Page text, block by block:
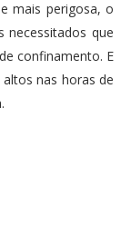
mais perigosa, o
necessitados que
confinamento. E
nas horas de